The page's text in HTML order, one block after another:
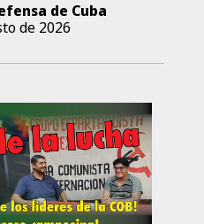
de Cuba
de 2026